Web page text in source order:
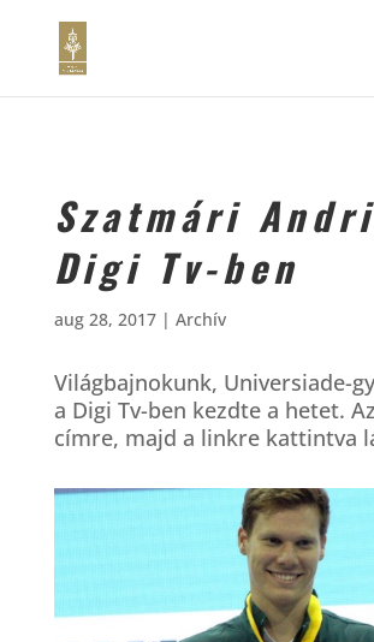
Szatmári
Digi Tv-ben
aug 28, 2017| Archív
Világbajnokunk, Universiade-
a Digi Tv-ben kezdte a hetet.
címre, majd a linkre kattintva